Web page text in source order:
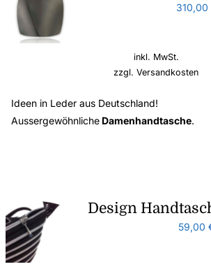
310,00
inkl. MwSt.
zzgl. Versandkosten
Ideen in Leder aus Deutschland!
Aussergewöhnliche Damenhandtasche.
Design
59,00